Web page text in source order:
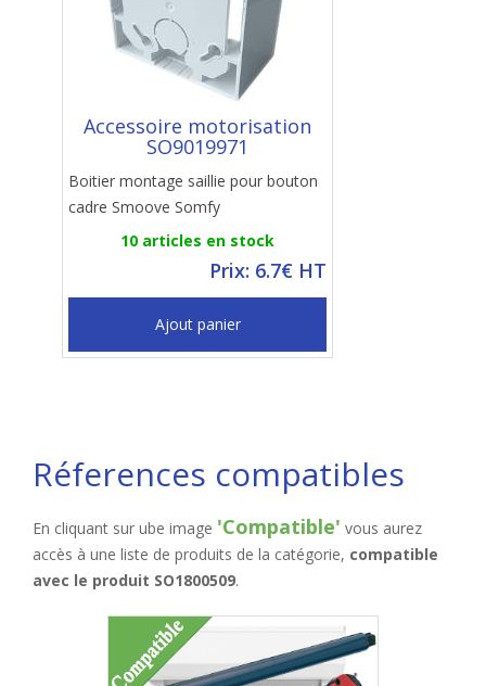
Accessoire motorisation
SO9019971
Boitier montage saillie pour bouton
cadre Smoove Somfy
10 articles en stock
Prix: 6.7€ HT
Ajout panier
Réferences compatibles
En cliquant sur ube image 'Compatible' vous aurez
accès à une liste de produits de la catégorie, compatible
avec le produit SO1800509.